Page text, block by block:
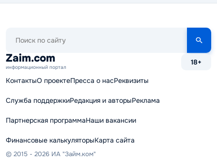
сайту
Zaim.com
информационный портал
18+
КонтактыО проектеПресса о насРеквизиты
Служба поддержкиРедакция и авторыРеклама
Партнерская программаНаши вакансии
Финансовые калькуляторыКарта сайта
© 2015 - 2026 ИА "Займ.ком"